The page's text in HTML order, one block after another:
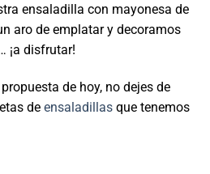
ensaladilla con mayonesa de
aro de emplatar y decoramos
¡a disfrutar!
de hoy, no dejes de
de ensaladillas que tenemos